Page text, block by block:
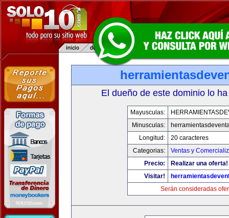
El dueño de este dominio lo
Mayusculas:
Minusculas:
Longitud:
20 caracteres
Categorias:
Ventas y
Precio:
Realizar una oferta!
Visitar!
Serán consideradas